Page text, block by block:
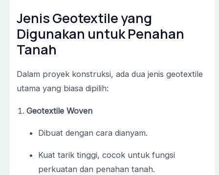
Jenis Geotextile yang
Digunakan untuk Penahan
Tanah
Dalam proyek konstruksi, ada dua jenis geotextile
utama yang biasa dipilih:
Geotextile Woven
Dibuat dengan cara dianyam.
Kuat tarik tinggi, cocok untuk fungsi
perkuatan dan penahan tanah.